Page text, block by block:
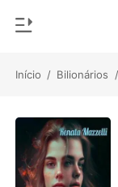
Início / Bilionários /
Loja
Histórico
Gênero
Moderno